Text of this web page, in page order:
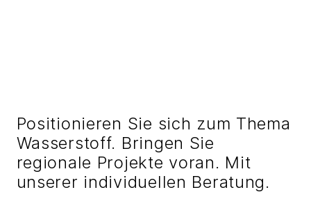
Positionieren Sie sich zum Thema
Wasserstoff. Bringen Sie
regionale Projekte voran. Mit
unserer individuellen Beratung.